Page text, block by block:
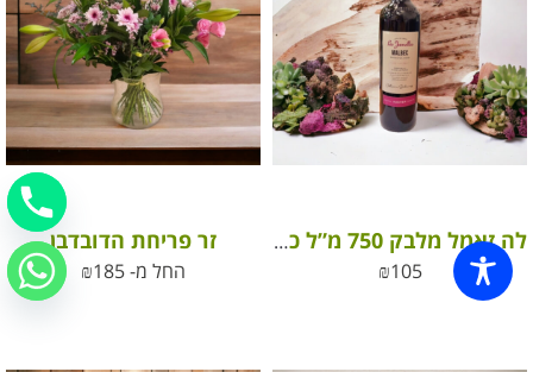
לה זאמל מלבק 750 מ”ל כשר / Les Jamelles Malbec
₪105
זר פריחת הדובדבן
החל מ- ₪185